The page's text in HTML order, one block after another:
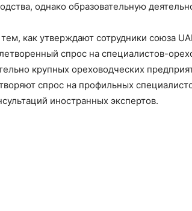
однако образовательную
как утверждают сотрудники союза
спрос на специалистов-
крупных ореховодческих
спрос на профильных
иностранных экспертов.